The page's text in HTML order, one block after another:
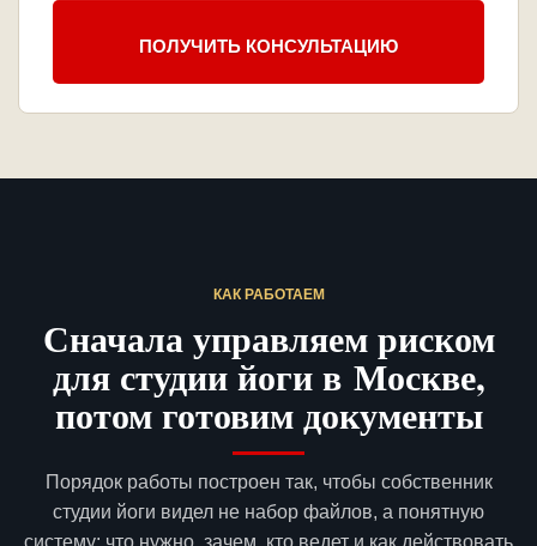
ПОЛУЧИТЬ КОНСУЛЬТАЦИЮ
КАК РАБОТАЕМ
Сначала управляем риском
для студии йоги в Москве,
потом готовим документы
Порядок работы построен так, чтобы собственник
студии йоги видел не набор файлов, а понятную
систему: что нужно, зачем, кто ведет и как действовать